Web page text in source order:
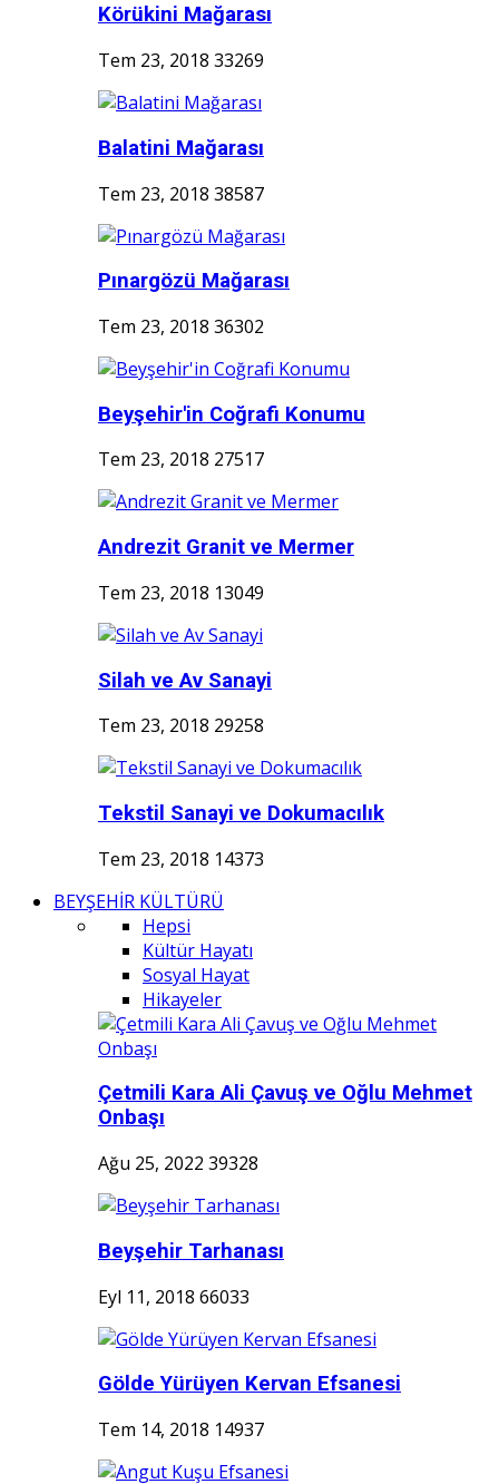
Körükini Mağarası
Tem 23, 2018 33269
Balatini Mağarası
Tem 23, 2018 38587
Pınargözü Mağarası
Tem 23, 2018 36302
Beyşehir'in Coğrafi Konumu
Tem 23, 2018 27517
Andrezit Granit ve Mermer
Tem 23, 2018 13049
Silah ve Av Sanayi
Tem 23, 2018 29258
Tekstil Sanayi ve Dokumacılık
Tem 23, 2018 14373
BEYŞEHİR KÜLTÜRÜ
Hepsi
Kültür Hayatı
Sosyal Hayat
Hikayeler
Çetmili Kara Ali Çavuş ve Oğlu Mehmet
Onbaşı
Ağu 25, 2022 39328
Beyşehir Tarhanası
Eyl 11, 2018 66033
Gölde Yürüyen Kervan Efsanesi
Tem 14, 2018 14937